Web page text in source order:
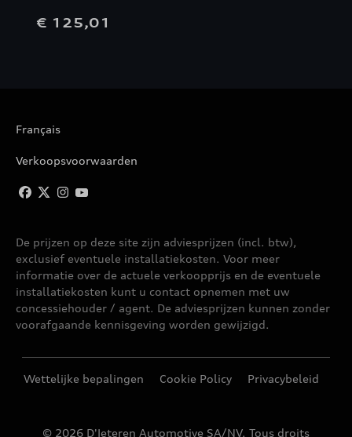
€ 125,01
Français
Verkoopsvoorwaarden
De prijzen op deze site zijn adviesprijzen (incl. btw),
exclusief eventuele installatiekosten. Voor meer
informatie over de actuele verkoopprijs en de eventuele
installatiekosten kunt u contact opnemen met uw
concessiehouder / agent. De adviesprijzen kunnen zonder
voorafgaande kennisgeving worden gewijzigd.
Wettelijke bepalingen Cookie Policy Privacybeleid
© 2026 D'Ieteren Automotive SA/NV. Tous droits